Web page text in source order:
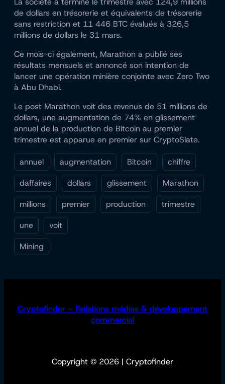
de dollars en trésorerie et équivalents de trésorerie
sans restriction et 11 446 BTC évalués à 326,5
millions de dollars le 31 mars.
Ce mois-ci également, Marathon a publié ses
résultats mensuels et annoncé son intention de
lancer une opération minière conjointe avec Zero Two
à Abu Dhabi.
Le post Marathon voit des revenus de 51 millions de
dollars, une augmentation de 74% en glissement
annuel de la production de Bitcoin au premier
trimestre est apparue en premier sur CryptoSlate.
annuel augmentation Bitcoin
chiffre
daffaires
dollars glissement
Marathon
millions
premier production
trimestre
une
voit
Mining
Cryptofinder – Relations médias & développement
commercial
Copyright © 2026 | Cryptofinder